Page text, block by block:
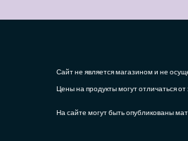
Сайт не является магазином и не
Цены на продукты могут отличаться от
На сайте могут быть опубликованы